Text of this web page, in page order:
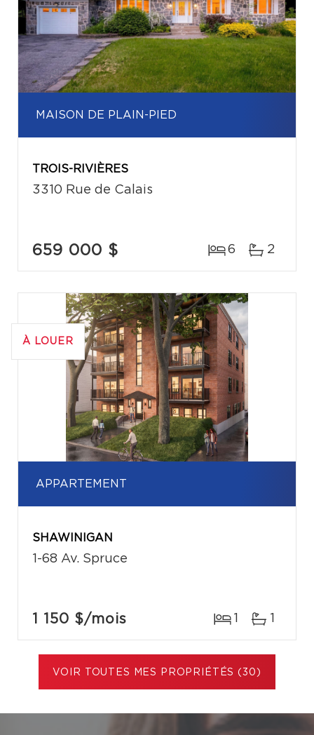
MAISON DE PLAIN-PIED
TROIS-RIVIÈRES
3310 Rue de Calais
659 000 $ 6 2
À LOUER
APPARTEMENT
SHAWINIGAN
1-68 Av. Spruce
1 150 $/mois 1 1
VOIR TOUTES MES PROPRIÉTÉS (30)